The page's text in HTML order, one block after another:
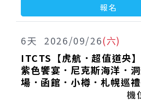
報名
2026/09/26(六)
6天
ITCTS【虎航．超值道央
紫色饗宴．尼克斯海洋．
場．函館．小樽．札幌巡
機